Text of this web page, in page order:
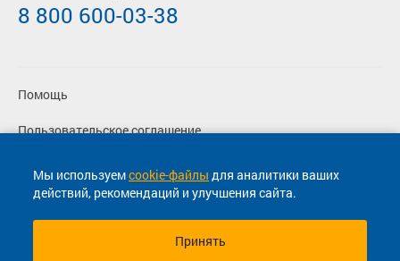
Мы используемcookie-файлы для аналитики ваших
действий, рекомендаций и улучшения сайта.
Принять
Помощь
Пользовательское соглашение
Политика конфиденциальности
Согласие на маркетинговые сообщения
8 800 600-03-38
© 2013-2026, ООО "Капитал"- Онлайн сервис продажи